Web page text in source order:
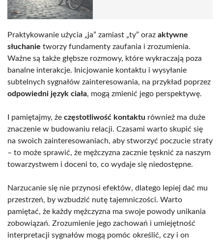
Praktykowanie użycia „ja” zamiast „ty” oraz aktywne
słuchanie tworzy fundamenty zaufania i zrozumienia.
Ważne są także głębsze rozmowy, które wykraczają poza
banalne interakcje. Inicjowanie kontaktu i wysyłanie
subtelnych sygnałów zainteresowania, na przykład poprzez
odpowiedni język ciała, mogą zmienić jego perspektywę.
I pamiętajmy, że częstotliwość kontaktu również ma duże
znaczenie w budowaniu relacji. Czasami warto skupić się
na swoich zainteresowaniach, aby stworzyć poczucie straty
– to może sprawić, że mężczyzna zacznie tęsknić za naszym
towarzystwem i doceni to, co wydaje się niedostępne.
Narzucanie się nie przynosi efektów, dlatego lepiej dać mu
przestrzeń, by wzbudzić nutę tajemniczości. Warto
pamiętać, że każdy mężczyzna ma swoje powody unikania
zobowiązań. Zrozumienie jego zachowań i umiejętność
interpretacji sygnałów mogą pomóc określić, czy i on